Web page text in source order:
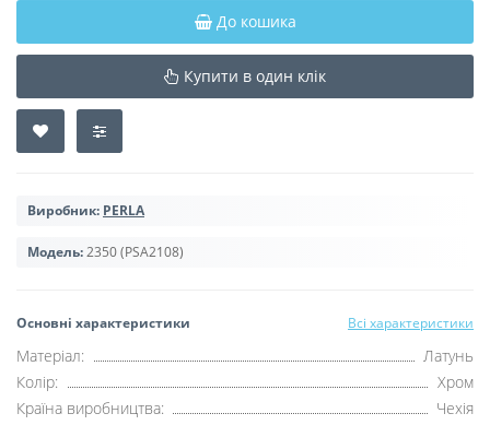
До кошика
Купити в один клік
Виробник: PERLA
Модель:2350 (PSA2108)
Основні характеристики Всі характеристики
Матеріал:
Латунь
Колір:
Хром
Країна виробництва:
Чехія